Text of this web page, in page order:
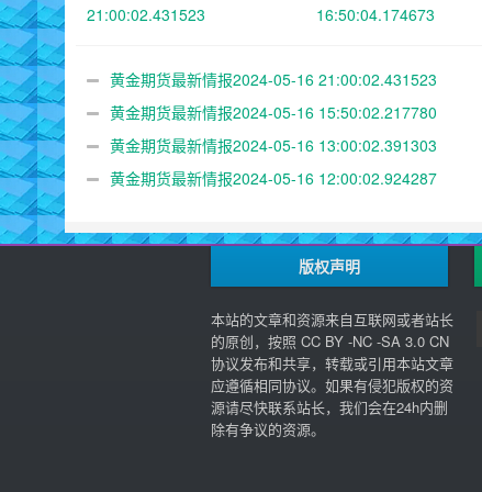
21:00:02.431523 16:50:04.174673
黄金期货最新情报2024-05-16 21:00:02.431523
黄金期货最新情报2024-05-16 15:50:02.217780
黄金期货最新情报2024-05-16 13:00:02.391303
黄金期货最新情报2024-05-16 12:00:02.924287
版权声明
本站的文章和资源来自互联网或者站长
的原创，按照 CC BY -NC -SA 3.0 CN
协议发布和共享，转载或引用本站文章
应遵循相同协议。如果有侵犯版权的资
源请尽快联系站长，我们会在24h内删
除有争议的资源。